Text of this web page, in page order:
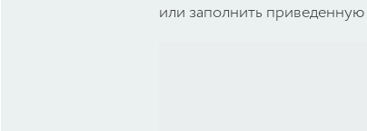
или заполнить